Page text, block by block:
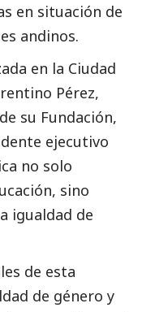
en situación de
andinos.
en la Ciudad
Pérez,
su Fundación,
ejecutivo
no solo
sino
igualdad de
de esta
de género y